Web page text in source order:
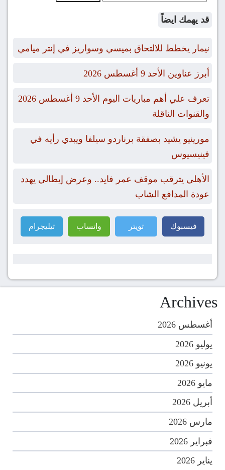
قد يهمك ايضاً
نيمار يخطط للالتحاق بميسي وسواريز في إنتر ميامي
أبرز عناوين الأحد 9 أغسطس 2026
تعرف علي أهم مباريات اليوم الأحد 9 أغسطس 2026
والقنوات الناقلة
مورينيو يشيد بصفقة برناردو سيلفا ويبدي رأيه في
فينيسيوس
الأهلي يترقب موقف عمر فايد.. وعرض إيطالي يهدد
عودة المدافع الشاب
فيسبوك تويتر واتساب تيليجرام
Archives
أغسطس 2026
يوليو 2026
يونيو 2026
مايو 2026
أبريل 2026
مارس 2026
فبراير 2026
يناير 2026